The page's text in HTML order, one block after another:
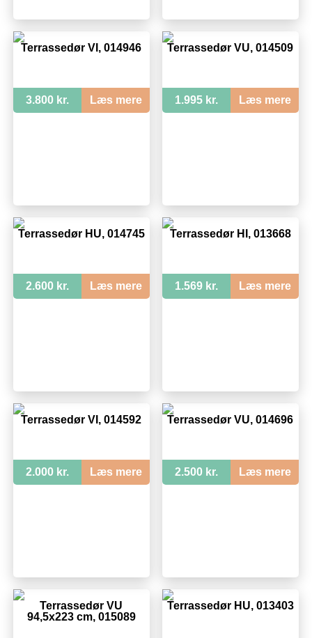
Terrassedør VI, 014946
3.800 kr. Læs mere
Terrassedør VU, 014509
1.995 kr. Læs mere
Terrassedør HU, 014745
2.600 kr. Læs mere
Terrassedør HI, 013668
1.569 kr. Læs mere
Terrassedør VI, 014592
2.000 kr. Læs mere
Terrassedør VU, 014696
2.500 kr. Læs mere
Terrassedør VU
94,5x223 cm, 015089
Terrassedør HU, 013403